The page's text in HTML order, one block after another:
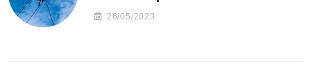
26/05/2023